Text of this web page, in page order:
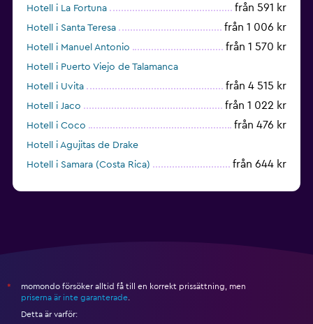
Hotell i La Fortuna från 591 kr
Hotell i Santa Teresa från 1 006 kr
Hotell i Manuel Antonio från 1 570 kr
Hotell i Puerto Viejo de Talamanca
Hotell i Uvita
från 4 515 kr
Hotell i Jaco från 1 022 kr
Hotell i Coco från 476 kr
Hotell i Agujitas de Drake
Hotell i Samara (Costa Rica)
från 644 kr
*
momondo försöker alltid få till en korrekt prissättning, men
priserna är inte garanterade
Detta är varför: